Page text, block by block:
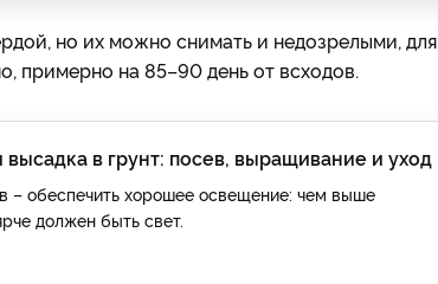
но их можно снимать и недозрелыми, для
примерно на 85–90 день от всходов.
в грунт: посев, выращивание и уход
– обеспечить хорошее освещение: чем выше
должен быть свет.